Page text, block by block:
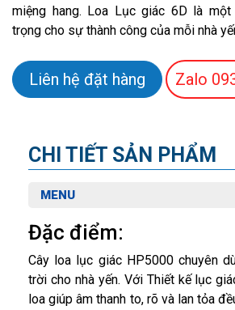
miệng hang. Loa Lục giác 6D là
trọng cho sự thành công của mỗi nhà
Liên hệ đặt hàng Zalo
CHI TIẾT SẢN PHẨM
MENU
Đặc điểm:
Cây loa lục giác HP5000 chuyên
trời cho nhà yến. Với Thiết kế lục
loa giúp âm thanh to, rõ và lan tỏa